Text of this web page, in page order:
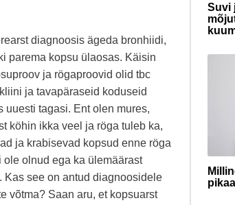
Suvi
diagnoosis ägeda bronhiidi,
parema kopsu ülaosas. Käisin
ja rögaproovid olid tbc
ja tavapäraseid koduseid
tagasi. Ent olen mures,
köhin ikka veel ja röga tuleb ka,
ja krabisevad kopsud enne röga
olnud ega ka ülemäärast
Kas see on antud diagnoosidele
võtma? Saan aru, et kopsuarst